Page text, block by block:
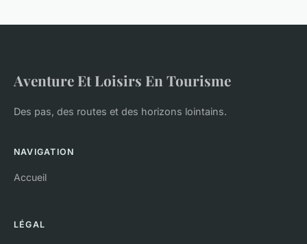
Aventure Et Loisirs En Tourisme
Des pas, des routes et des horizons lointains.
NAVIGATION
Accueil
LÉGAL